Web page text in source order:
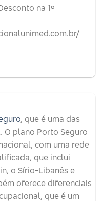
na 1º
, que é uma das
O plano Porto Seguro
com uma rede
que inclui
o Sírio-Libanês e
oferece diferenciais
que é um